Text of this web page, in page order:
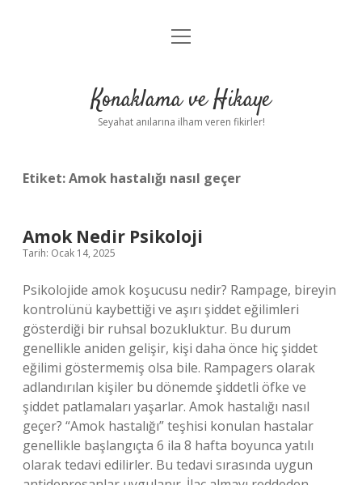
Anasayfa
Yasal Uyarı
menüyü
Konaklama ve Hikaye
Seyahat anılarına ilham veren fikirler!
Etiket:Amok hastalığı nasıl geçer
Amok Nedir Psikoloji
Tarih: Ocak 14, 2025
Psikolojide amok koşucusu nedir? Rampage, bireyin
kontrolünü kaybettiği ve aşırı şiddet eğilimleri
gösterdiği bir ruhsal bozukluktur. Bu durum
genellikle aniden gelişir, kişi daha önce hiç şiddet
eğilimi göstermemiş olsa bile. Rampagers olarak
adlandırılan kişiler bu dönemde şiddetli öfke ve
şiddet patlamaları yaşarlar. Amok hastalığı nasıl
geçer? “Amok hastalığı” teşhisi konulan hastalar
genellikle başlangıçta 6 ila 8 hafta boyunca yatılı
olarak tedavi edilirler. Bu tedavi sırasında uygun